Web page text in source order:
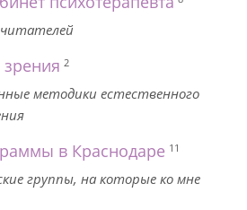
2
методики естественного
в Краснодаре 11
группы, на которые ко мне